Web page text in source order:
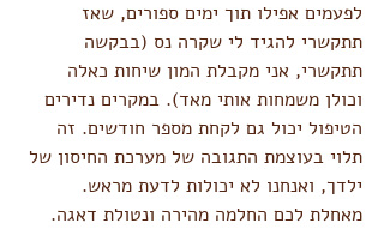
לפעמים אפילו תוך ימים ספורים, שאז
תתקשרי להגיד לי שקרה נס (בבקשה
תתקשרי, אני מקבלת המון שיחות כאלה
וכולן משמחות אותי מאד). במקרים נדירים
הטיפול יכול גם לקחת מספר חודשים. זה
תלוי בעוצמת התגובה של מערכת החיסון של
ילדך, ואנחנו לא יכולות לדעת מראש.
מאחלת לכם החלמה מהירה ונטולת דאגה.